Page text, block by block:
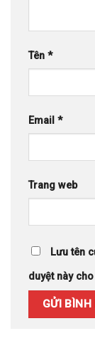
Tên *
Email *
Trang web
Lưu tên
duyệt này